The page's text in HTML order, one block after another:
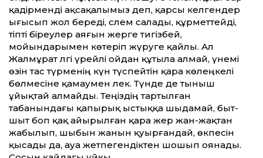
қадірменді ақсақалымыз деп, қарсы келгендер
ығысып жол береді, сәлем салады, құрметтейді,
тіпті біреулер аяғын жерге тигізбей,
мойындарымен көтеріп жүруге қайлы. Ал
Жалмұрат әлгі үрейлі ойдан құтыла алмай, үнемі
өзін тас түрменің күн түспейтін қара көлеңкелі
бөлмесіне қамаумен әлек. Түнде де тыныш
ұйықтай алмайды. Теңіздің тартылған
табанындағы қапырық ыстыққа шыдамай, быт-
шыт боп қақ айырылған қара жер жан-жақтан
жабылып, шыбын жанын қуырғандай, өкпесін
қысады да, ауа жетпегендіктен шошып оянады.